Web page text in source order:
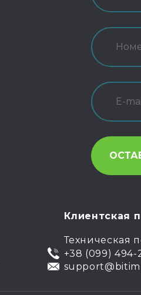
Клиентская
Техническая
+38 (099) 494-